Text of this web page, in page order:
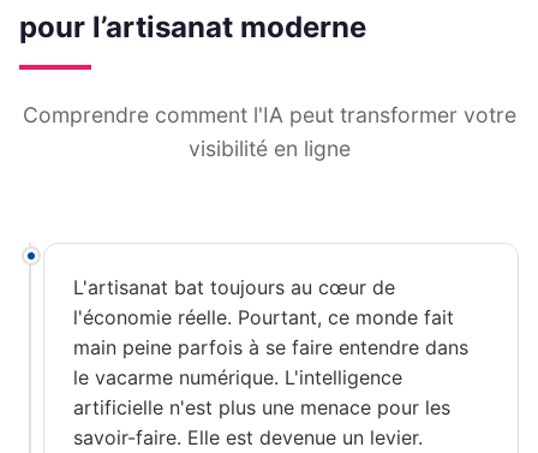
pour l’artisanat moderne
Comprendre comment l'IA peut transformer votre
visibilité en ligne
L'artisanat bat toujours au cœur de
l'économie réelle. Pourtant, ce monde fait
main peine parfois à se faire entendre dans
le vacarme numérique. L'intelligence
artificielle n'est plus une menace pour les
savoir-faire. Elle est devenue un levier.